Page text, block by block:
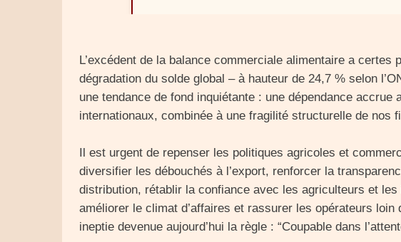
L’excédent de la balance commerciale alimentaire a certes
dégradation du solde global – à hauteur de 24,7 % selon
une tendance de fond inquiétante : une dépendance accrue
internationaux, combinée à une fragilité structurelle de nos
Il est urgent de repenser les politiques agricoles et
diversifier les débouchés à l’export, renforcer la
distribution, rétablir la confiance avec les agriculteurs et les
améliorer le climat d’affaires et rassurer les opérateurs loin
ineptie devenue aujourd’hui la règle : “Coupable dans